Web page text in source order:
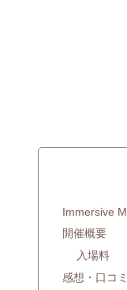
Immersive
開催概要
入場料
感想・口コ